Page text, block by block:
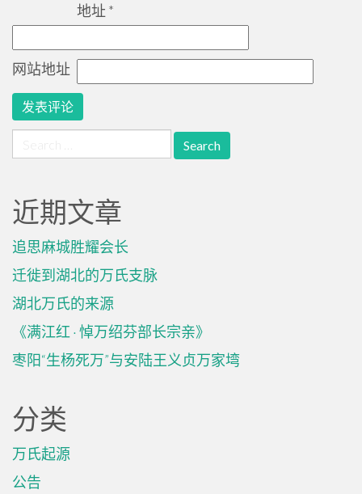
地址 *
网站地址
for:
近期文章
追思麻城胜耀会长
迁徙到湖北的万氏支脉
湖北万氏的来源
《满江红 · 悼万绍芬部长宗亲》
枣阳“生杨死万”与安陆王义贞万家塆
分类
万氏起源
公告